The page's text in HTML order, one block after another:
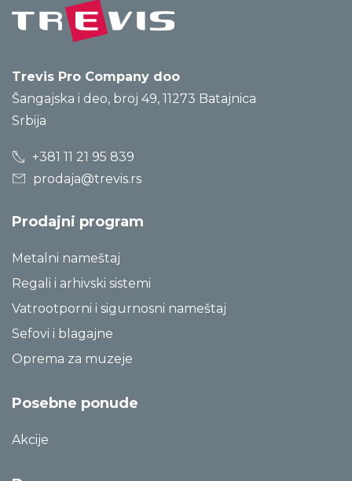
Trevis Pro Company doo
Šangajska i deo, broj 49, 11273 Batajnica
Srbija
+381 11 21 95 839
prodaja@trevis.rs
Prodajni program
Metalni nameštaj
Regali i arhivski sistemi
Vatrootporni i sigurnosni nameštaj
Sefovi i blagajne
Oprema za muzeje
Posebne ponude
Akcije